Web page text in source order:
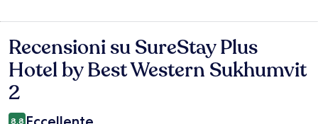
Recensioni
Recensioni su SureStay Plus
Hotel by Best Western Sukhumvit
2
8,8